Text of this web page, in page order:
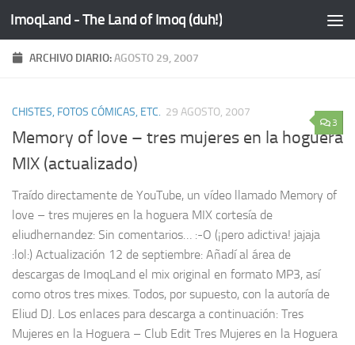
Saltar al contenido
ImoqLand - The Land of Imoq (duh!)
ARCHIVO DIARIO:AGOSTO 29, 2007
3
CHISTES, FOTOS CÓMICAS, ETC. 29 AGOSTO, 2007
Memory of love – tres mujeres en la hoguera
MIX (actualizado)
Traído directamente de YouTube, un vídeo llamado Memory of
love – tres mujeres en la hoguera MIX cortesía de
eliudhernandez: Sin comentarios… :-O (¡pero adictiva! jajaja
:lol:) Actualización 12 de septiembre: Añadí al área de
descargas de ImoqLand el mix original en formato MP3, así
como otros tres mixes. Todos, por supuesto, con la autoría de
Eliud DJ. Los enlaces para descarga a continuación: Tres
Mujeres en la Hoguera – Club Edit Tres Mujeres en la Hoguera